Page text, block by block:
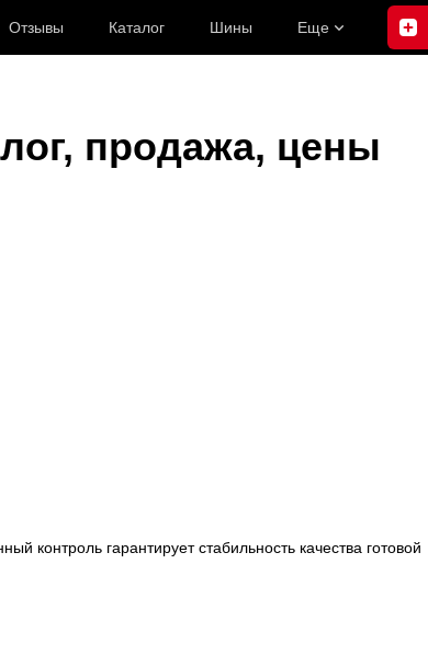
Отзывы Каталог Шины Еще
продажа, цены
контроль гарантирует стабильность качества готовой